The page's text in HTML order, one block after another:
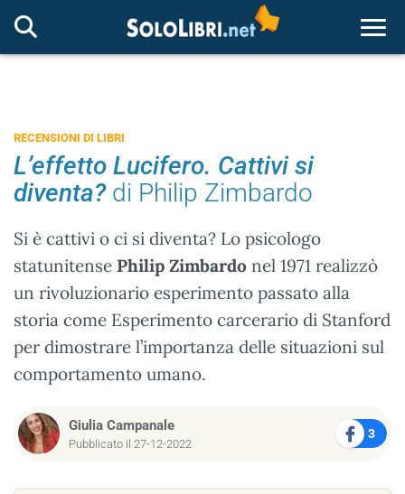
RECENSIONI DI LIBRI
L’effetto Lucifero. Cattivi si
diventa?di Philip Zimbardo
Si è cattivi o ci si diventa? Lo psicologo
statunitense Philip Zimbardo nel 1971 realizzò
un rivoluzionario esperimento passato alla
storia come Esperimento carcerario di Stanford
per dimostrare l’importanza delle situazioni sul
comportamento umano.
Giulia Campanale
Pubblicato il 27-12-2022
3